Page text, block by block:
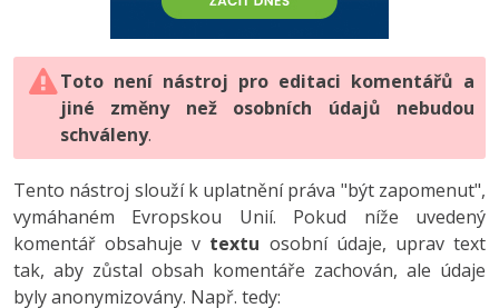
HTML5, CSS3, Bootstrap, SEO
SQL a databáze
Testování a verzování
UML a návrhové vzory
React
Spring
PHP
JavaScript
Python
HTML / CSS
UML a návrhové vzory
Vývojář mobilních aplikací
C# Game developer
Tester
Systémový administrátor
-80%
JavaScript -80%
PHP -80%
Swift -80%
Kotlin -80%
Digitální gramotnost
Marketing
WordPress
SEO
UX
Business
-80%
Adobe Illustrator -80%
Adobe Lightroom
Adobe XD
Adobe InDesign -25%
Adobe After Effects
Toto není nástroj pro editaci komentářů a
jiné změny než osobních údajů nebudou
schváleny.
Tento nástroj slouží k uplatnění práva "být zapomenut",
vymáhaném Evropskou Unií. Pokud níže uvedený
komentář obsahuje v textu osobní údaje, uprav text
tak, aby zůstal obsah komentáře zachován, ale údaje
byly anonymizovány. Např. tedy: